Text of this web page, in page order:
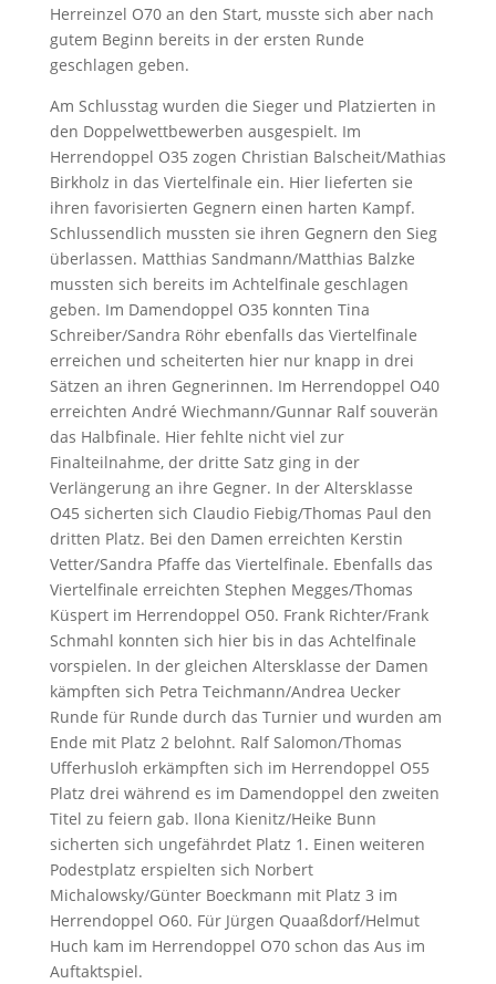
Herreinzel O70 an den Start, musste sich aber nach
gutem Beginn bereits in der ersten Runde
geschlagen geben.
Am Schlusstag wurden die Sieger und Platzierten in
den Doppelwettbewerben ausgespielt. Im
Herrendoppel O35 zogen Christian Balscheit/Mathias
Birkholz in das Viertelfinale ein. Hier lieferten sie
ihren favorisierten Gegnern einen harten Kampf.
Schlussendlich mussten sie ihren Gegnern den Sieg
überlassen. Matthias Sandmann/Matthias Balzke
mussten sich bereits im Achtelfinale geschlagen
geben. Im Damendoppel O35 konnten Tina
Schreiber/Sandra Röhr ebenfalls das Viertelfinale
erreichen und scheiterten hier nur knapp in drei
Sätzen an ihren Gegnerinnen. Im Herrendoppel O40
erreichten André Wiechmann/Gunnar Ralf souverän
das Halbfinale. Hier fehlte nicht viel zur
Finalteilnahme, der dritte Satz ging in der
Verlängerung an ihre Gegner. In der Altersklasse
O45 sicherten sich Claudio Fiebig/Thomas Paul den
dritten Platz. Bei den Damen erreichten Kerstin
Vetter/Sandra Pfaffe das Viertelfinale. Ebenfalls das
Viertelfinale erreichten Stephen Megges/Thomas
Küspert im Herrendoppel O50. Frank Richter/Frank
Schmahl konnten sich hier bis in das Achtelfinale
vorspielen. In der gleichen Altersklasse der Damen
kämpften sich Petra Teichmann/Andrea Uecker
Runde für Runde durch das Turnier und wurden am
Ende mit Platz 2 belohnt. Ralf Salomon/Thomas
Ufferhusloh erkämpften sich im Herrendoppel O55
Platz drei während es im Damendoppel den zweiten
Titel zu feiern gab. Ilona Kienitz/Heike Bunn
sicherten sich ungefährdet Platz 1. Einen weiteren
Podestplatz erspielten sich Norbert
Michalowsky/Günter Boeckmann mit Platz 3 im
Herrendoppel O60. Für Jürgen Quaaßdorf/Helmut
Huch kam im Herrendoppel O70 schon das Aus im
Auftaktspiel.